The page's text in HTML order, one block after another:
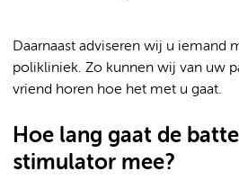
Daarnaast adviseren wij u iemand
polikliniek. Zo kunnen wij van uw
vriend horen hoe het met u gaat.
Hoe lang gaat de
stimulator mee?